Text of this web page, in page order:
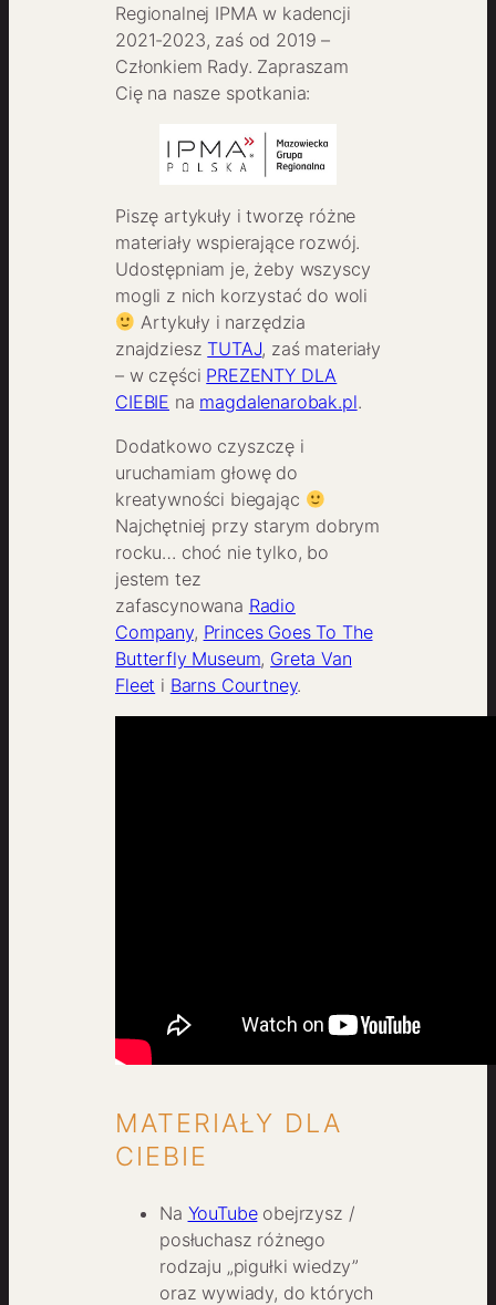
Regionalnej IPMA w kadencji
2021-2023, zaś od 2019 –
Członkiem Rady. Zapraszam
Cię na nasze spotkania:
Piszę artykuły i tworzę różne
materiały wspierające rozwój.
Udostępniam je, żeby wszyscy
mogli z nich korzystać do woli
Artykuły i narzędzia
znajdzieszTUTAJ, zaś materiały
– w części PREZENTY DLA
CIEBIE na magdalenarobak.pl.
Dodatkowo czyszczę i
uruchamiam głowę do
kreatywności biegając
Najchętniej przy starym dobrym
rocku… choć nie tylko, bo
jestem tez
zafascynowana Radio
Company, Princes Goes To The
Butterfly Museum, Greta Van
Fleet i Barns Courtney.
MATERIAŁY DLA
CIEBIE
Na YouTubeobejrzysz /
posłuchasz różnego
rodzaju „pigułki wiedzy”
oraz wywiady, do których